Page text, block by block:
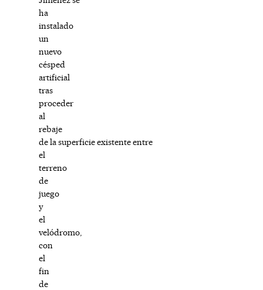
ha
instalado
un
nuevo
césped
artificial
tras
proceder
al
rebaje
de la superficie existente entre
el
terreno
de
juego
y
el
velódromo,
con
el
fin
de